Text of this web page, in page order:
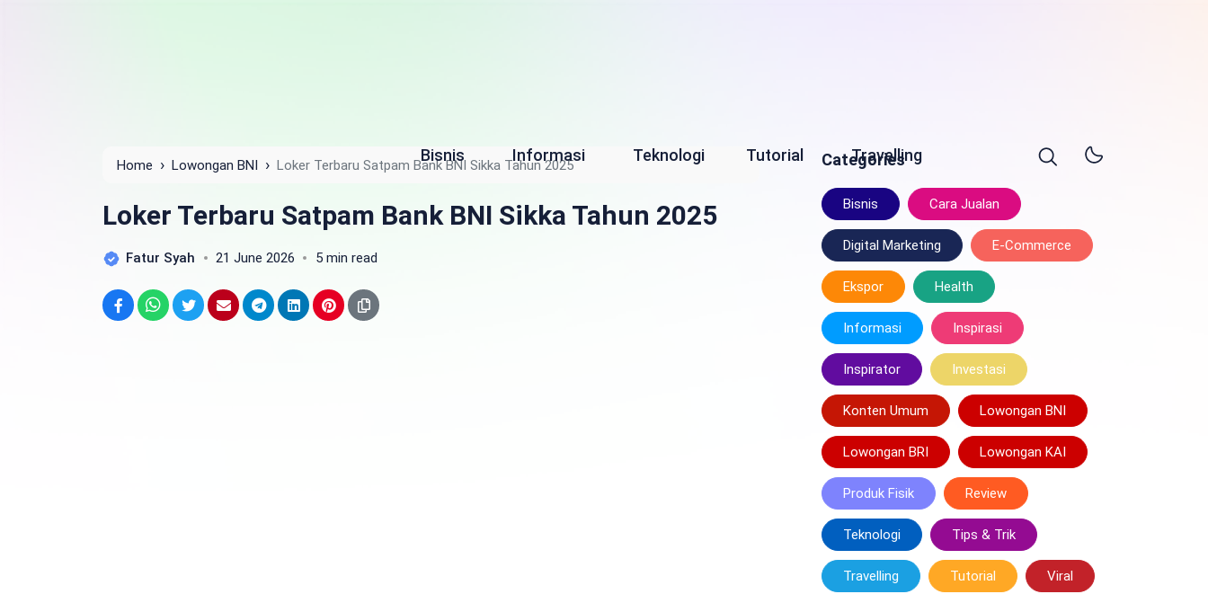
Bisnis Informasi Teknologi Tutorial Travelling
Home › Lowongan BNI › Loker Terbaru Satpam Bank BNI Sikka Tahun 2025
Loker Terbaru Satpam Bank BNI Sikka Tahun 2025
Fatur Syah 21 June 2026 5 min read
Categories
Bisnis Cara Jualan
Digital Marketing E-Commerce
Ekspor Health
Informasi Inspirasi
Inspirator Investasi
Konten Umum Lowongan BNI
Lowongan BRI Lowongan KAI
Produk Fisik Review
Teknologi Tips & Trik
Travelling Tutorial Viral